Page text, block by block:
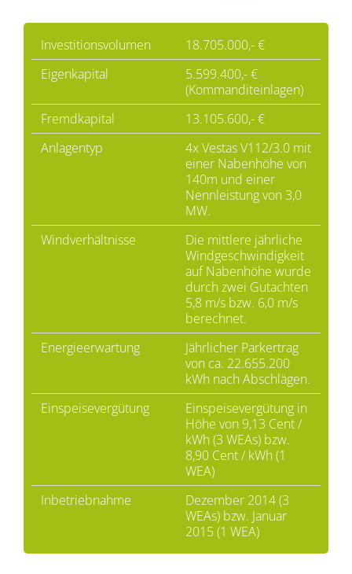
Investitionsvolumen
18.705.000,- €
Eigenkapital
5.599.400,- €
(Kommanditeinlagen)
Fremdkapital
13.105.600,- €
Anlagentyp
4x Vestas V112/3.0 mit
einer Nabenhöhe von
140m und einer
Nennleistung von 3,0
MW.
Windverhältnisse
Die mittlere jährliche
Windgeschwindigkeit
auf Nabenhöhe wurde
durch zwei Gutachten
5,8 m/s bzw. 6,0 m/s
berechnet.
Energieerwartung
Jährlicher Parkertrag
von ca. 22.655.200
kWh nach Abschlägen.
Einspeisevergütung
Einspeisevergütung in
Höhe von 9,13 Cent /
kWh (3 WEAs) bzw.
8,90 Cent / kWh (1
WEA)
Inbetriebnahme
Dezember 2014 (3
WEAs) bzw. Januar
2015 (1 WEA)